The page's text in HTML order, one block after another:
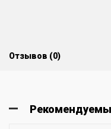
Отзывов (0)